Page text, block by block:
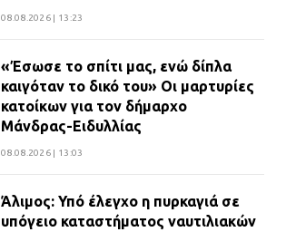
08.08.2026 | 13:23
«Έσωσε το σπίτι μας, ενώ δίπλα
καιγόταν το δικό του» Οι μαρτυρίες
κατοίκων για τον δήμαρχο
Μάνδρας-Ειδυλλίας
08.08.2026 | 13:03
Άλιμος: Υπό έλεγχο η πυρκαγιά σε
υπόγειο καταστήματος ναυτιλιακών